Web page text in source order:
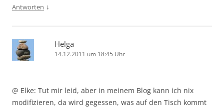
Antworten ↓
Helga
14.12.2011 um 18:45 Uhr
@ Elke: Tut mir leid, aber in meinem Blog kann ich nix
modifizieren, da wird gegessen, was auf den Tisch kommt